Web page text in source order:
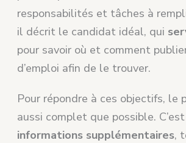
responsabilités et tâches à
il décrit le candidat idéal, qui
pour savoir où et comment
d’emploi afin de le trouver.
Pour répondre à ces objectifs, le
aussi complet que possible.
informations supplémentaires,